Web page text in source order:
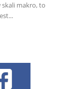
makro, to